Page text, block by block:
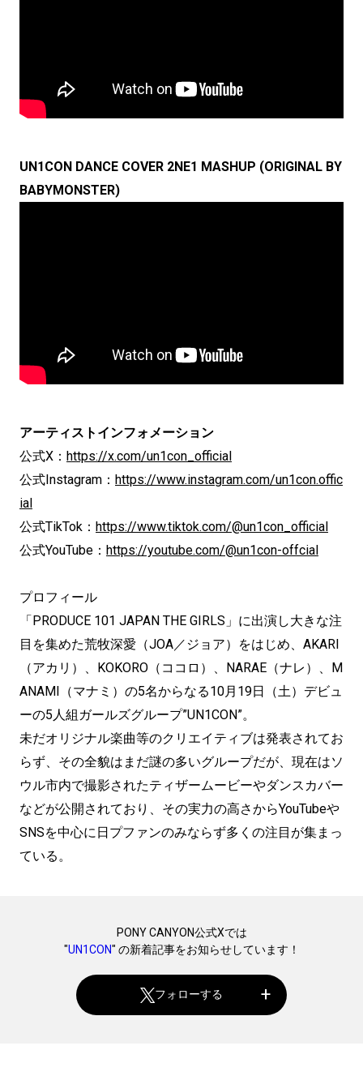
UN1CON DANCE COVER 2NE1 MASHUP (ORIGINAL BY
BABYMONSTER)
アーティストインフォメーション
公式X： https://x.com/un1con_official
公式Instagram： https://www.instagram.com/un1con.offic
ial
公式TikTok： https://www.tiktok.com/@un1con_official
公式YouTube： https://youtube.com/@un1con-offcial
プロフィール
「PRODUCE 101 JAPAN THE GIRLS」に出演し大きな注
目を集めた荒牧深愛（JOA／ジョア）をはじめ、AKARI
（アカリ）、KOKORO（ココロ）、NARAE（ナレ）、M
ANAMI（マナミ）の5名からなる10月19日（土）デビュ
ーの5人組ガールズグループ”UN1CON”。
未だオリジナル楽曲等のクリエイティブは発表されてお
らず、その全貌はまだ謎の多いグループだが、現在はソ
ウル市内で撮影されたティザームービーやダンスカバー
などが公開されており、その実力の高さからYouTubeや
SNSを中心に日プファンのみならず多くの注目が集まっ
ている。
PONY CANYON公式Xでは
"UN1CON" の新着記事をお知らせしています！
フォローする